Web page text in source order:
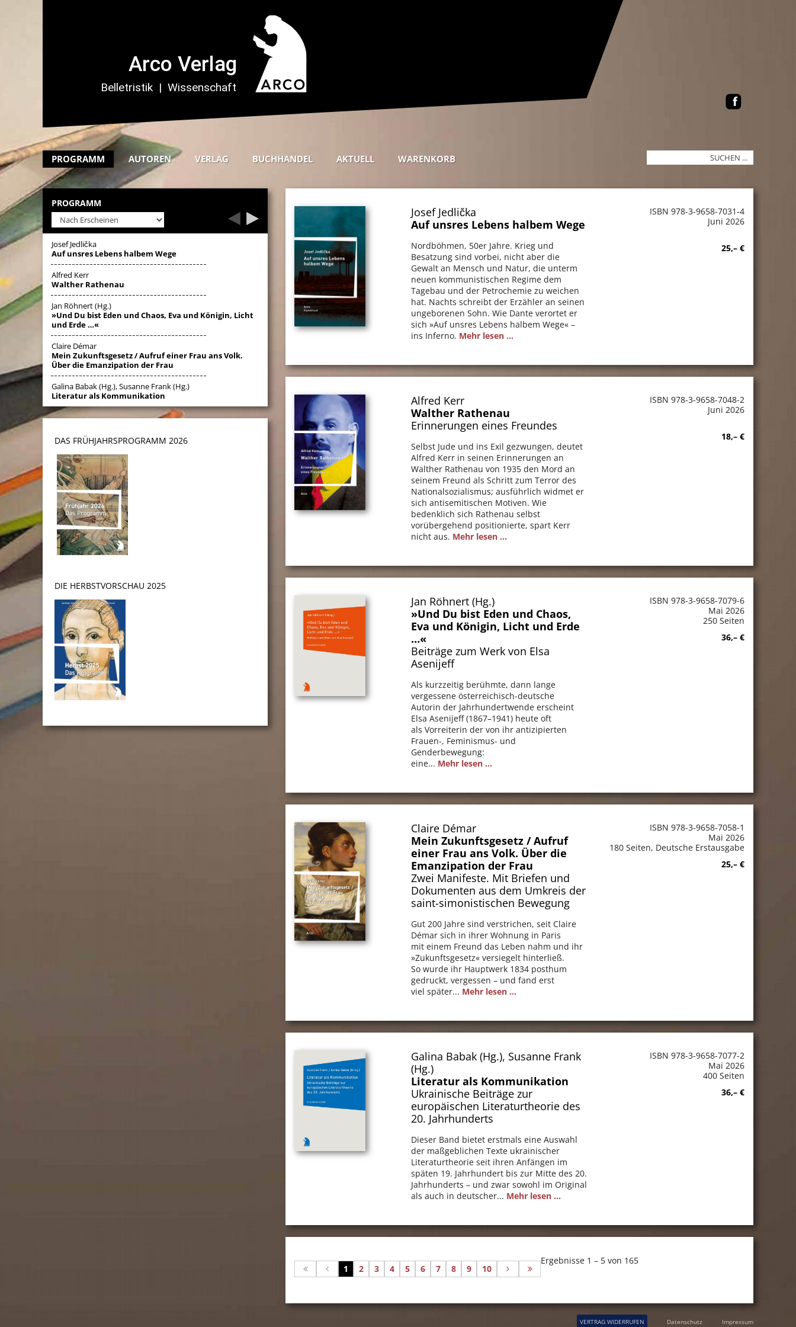
PROGRAMM AUTOREN VERLAG BUCHHANDEL AKTUELL WARENKORB
PROGRAMM
Josef Jedlička
Auf unsres Lebens halbem Wege
Alfred Kerr
Walther Rathenau
Jan Röhnert (Hg.)
»Und Du bist Eden und Chaos, Eva und Königin, Licht
und Erde …«
Claire Démar
Mein Zukunftsgesetz / Aufruf einer Frau ans Volk.
Über die Emanzipation der Frau
Galina Babak (Hg.), Susanne Frank (Hg.)
Literatur als Kommunikation
DAS FRÜHJAHRSPROGRAMM 2026
DIE HERBSTVORSCHAU 2025
Josef Jedlička
Auf unsres Lebens halbem Wege
Nordböhmen, 50er Jahre. Krieg und
Besatzung sind vorbei, nicht aber die
Gewalt an Mensch und Natur, die unterm
neuen kommunistischen Regime dem
Tagebau und der Petrochemie zu weichen
hat. Nachts schreibt der Erzähler an seinen
ungeborenen Sohn. Wie Dante verortet er
sich »Auf unsres Lebens halbem Wege« –
ins Inferno. Mehr lesen ...
ISBN 978-3-9658-7031-4
Juni 2026
25,– €
Alfred Kerr
Walther Rathenau
Erinnerungen eines Freundes
Selbst Jude und ins Exil gezwungen, deutet
Alfred Kerr in seinen Erinnerungen an
Walther Rathenau von 1935 den Mord an
seinem Freund als Schritt zum Terror des
Nationalsozialismus; ausführlich widmet er
sich antisemitischen Motiven. Wie
bedenklich sich Rathenau selbst
vorübergehend positionierte, spart Kerr
nicht aus. Mehr lesen ...
ISBN 978-3-9658-7048-2
Juni 2026
18,– €
Jan Röhnert (Hg.)
»Und Du bist Eden und Chaos,
Eva und Königin, Licht und Erde
…«
Beiträge zum Werk von Elsa
Asenijeff
Als kurzzeitig berühmte, dann lange
vergessene österreichisch-deutsche
Autorin der Jahrhundertwende erscheint
Elsa Asenijeff (1867–1941) heute oft
als Vorreiterin der von ihr antizipierten
Frauen-, Feminismus- und
Genderbewegung:
eine... Mehr lesen ...
ISBN 978-3-9658-7079-6
Mai 2026
250 Seiten
36,– €
Claire Démar
Mein Zukunftsgesetz / Aufruf
einer Frau ans Volk. Über die
Emanzipation der Frau
Zwei Manifeste. Mit Briefen und
Dokumenten aus dem Umkreis der
saint-simonistischen Bewegung
Gut 200 Jahre sind verstrichen, seit Claire
Démar sich in ihrer Wohnung in Paris
mit einem Freund das Leben nahm und ihr
»Zukunftsgesetz« versiegelt hinterließ.
So wurde ihr Hauptwerk 1834 posthum
gedruckt, vergessen – und fand erst
viel später... Mehr lesen ...
ISBN 978-3-9658-7058-1
Mai 2026
180 Seiten, Deutsche Erstausgabe
25,– €
Galina Babak (Hg.), Susanne Frank
(Hg.)
Literatur als Kommunikation
Ukrainische Beiträge zur
europäischen Literaturtheorie des
20. Jahrhunderts
Dieser Band bietet erstmals eine Auswahl
der maßgeblichen Texte ukrainischer
Literaturtheorie seit ihren Anfängen im
späten 19. Jahrhundert bis zur Mitte des 20.
Jahrhunderts – und zwar sowohl im Original
als auch in deutscher... Mehr lesen ...
ISBN 978-3-9658-7077-2
Mai 2026
400 Seiten
36,– €
1 2 3 4 5 6 7 8 9 10
Ergebnisse 1 – 5 von 165
VERTRAG WIDERRUFEN Datenschutz Impressum